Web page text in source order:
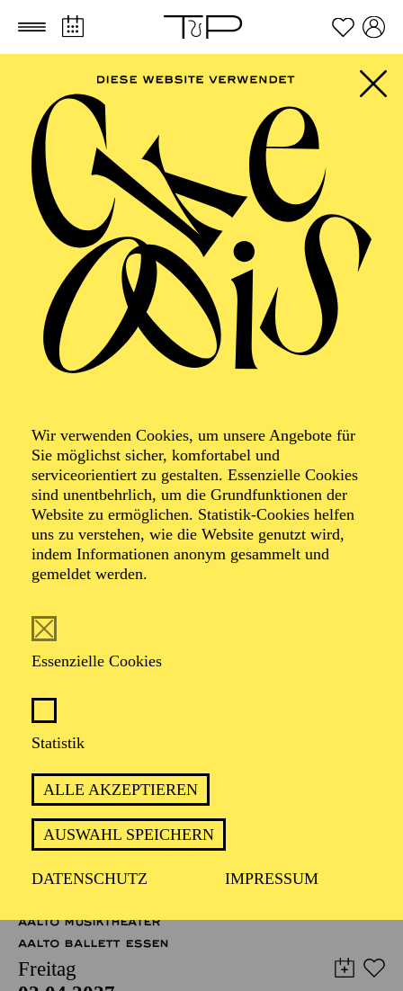
Zum Hauptinhalt springen Zum Footer springen
Wir verwenden Cookies, um unsere Angebote für
Sie möglichst sicher, komfortabel und
serviceorientiert zu gestalten. Essenzielle Cookies
sind unentbehrlich, um die Grundfunktionen der
Website zu ermöglichen. Statistik-Cookies helfen
uns zu verstehen, wie die Website genutzt wird,
indem Informationen anonym gesammelt und
gemeldet werden.
Essenzielle Cookies
Statistik
ALLE AKZEPTIEREN
AUSWAHL SPEICHERN
DATENSCHUTZ IMPRESSUM
FILTER
Für Kinder zwischen 11 und 14 Jahren
€
Der Ticketkauf berechtigt für die Teilnahme am gesamten
Workshop vom 30.03. - 02.04.2027.
APRIL 2027
AALTO MUSIKTHEATER
AALTO BALLETT ESSEN
Donnerstag
01.04.2027
Aalto-Foyer
FERIENABENTEUER
SALUT PARIS!
Für Kinder zwischen 11 und 14 Jahren
Der Ticketkauf am 30.03.2027 berechtigt für die Teilnahme am
gesamten Workshop vom 30.03. - 02.04.2027.
AALTO MUSIKTHEATER
Donnerstag
Aalto-Theater
WIENER BLUT
Zusammengestellt, bearbeitet und ergänzt von Adolf Müller
junior; Libretto von Viktor Léon und Leo Stein
TICKETS
51,00 45,00 35,00 30,00 23,00 11,00€
AALTO MUSIKTHEATER